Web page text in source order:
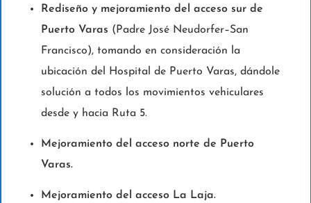
Rediseño y mejoramiento del acceso sur de
Puerto Varas (Padre José Neudorfer–San
Francisco), tomando en consideración la
ubicación del Hospital de Puerto Varas, dándole
solución a todos los movimientos vehiculares
desde y hacia Ruta 5.
Mejoramiento del acceso norte de Puerto
Varas.
Mejoramiento del acceso La Laja.